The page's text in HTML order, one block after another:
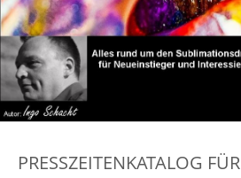
PRESSZEITENKATALOG FÜR